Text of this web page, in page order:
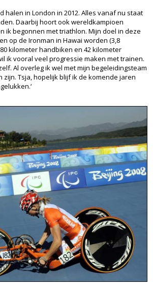
halen in London in 2012. Alles vanaf nu staat
Daarbij hoort ook wereldkampioen
ik begonnen met triathlon. Mijn doel in deze
op de Ironman in Hawai worden (3,8
kilometer handbiken en 42 kilometer
ik vooral veel progressie maken met trainen.
Al overleg ik wel met mijn begeleidingsteam
Tsja, hopelijk blijf ik de komende jaren